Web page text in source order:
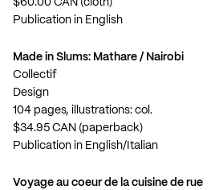
$60.00 CAN (cloth)
Publication in English
Made in Slums: Mathare / Nairobi
Collectif
Design
104 pages, illustrations: col.
$34.95 CAN (paperback)
Publication in English/Italian
Voyage au coeur de la cuisine de rue